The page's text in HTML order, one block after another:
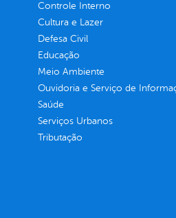
Controle Interno
Cultura e Lazer
Defesa Civil
Educação
Meio Ambiente
Ouvidoria e Serviço de
Saúde
Serviços Urbanos
Tributação